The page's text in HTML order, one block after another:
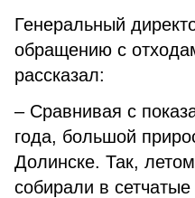
Генеральный
обращению с
рассказал:
– Сравнивая с
года, большой
Долинске. Так,
собирали в